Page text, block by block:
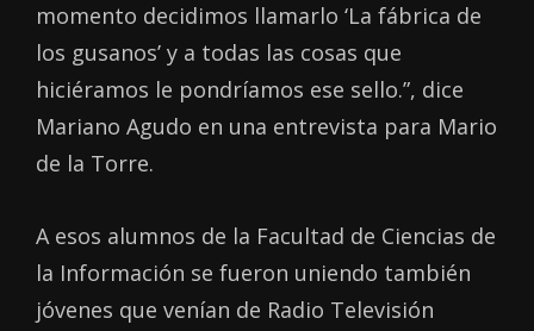
momento decidimos llamarlo ‘La fábrica de
los gusanos’ y a todas las cosas que
hiciéramos le pondríamos ese sello.”, dice
Mariano Agudo en una entrevista para Mario
de la Torre.
A esos alumnos de la Facultad de Ciencias de
la Información se fueron uniendo también
jóvenes que venían de Radio Televisión